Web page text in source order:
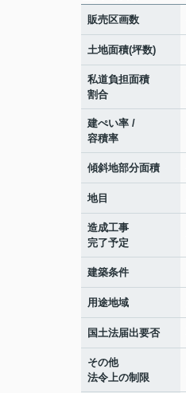
販売区画数
土地面積(坪数)
私道負担面積
割合
建ぺい率 /
容積率
傾斜地部分面積
地目
造成工事
完了予定
建築条件
用途地域
国土法届出要否
その他
法令上の制限